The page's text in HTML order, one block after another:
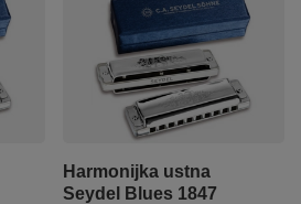
Harmonijka ustna
Seydel Blues 1847